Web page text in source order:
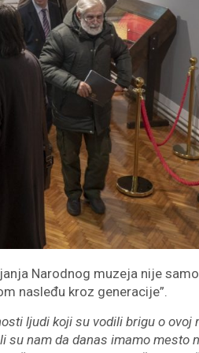
Narodnog muzeja nije
nasleđu kroz generacije”.
ljudi koji su vodili brigu o ovoj
nam da danas imamo mesto